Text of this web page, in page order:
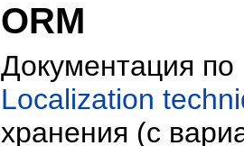
ORM
Документация по
Localization
хранения (с